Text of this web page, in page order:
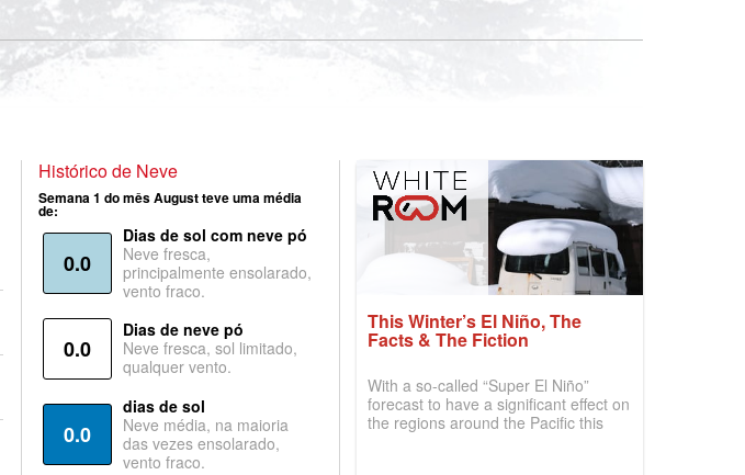
Histórico de Neve
Semana 1 do mês August teve uma média
de:
0.0
Dias de sol com neve pó
Neve fresca,
principalmente ensolarado,
vento fraco.
0.0
Dias de neve pó
Neve fresca, sol limitado,
qualquer vento.
0.0
dias de sol
Neve média, na maioria
das vezes ensolarado,
vento fraco.
This Winter’s El Niño, The
Facts & The Fiction
With a so-called “Super El Niño”
forecast to have a significant effect on
the regions around the Pacific this